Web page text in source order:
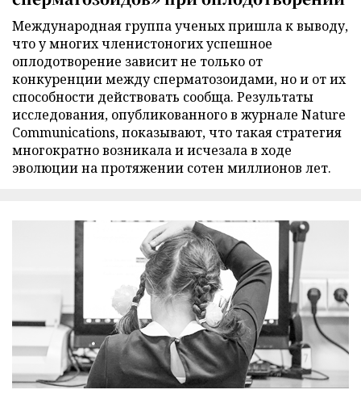
Международная группа ученых пришла к выводу,
что у многих членистоногих успешное
оплодотворение зависит не только от
конкуренции между сперматозоидами, но и от их
способности действовать сообща. Результаты
исследования, опубликованного в журнале Nature
Communications, показывают, что такая стратегия
многократно возникала и исчезала в ходе
эволюции на протяжении сотен миллионов лет.